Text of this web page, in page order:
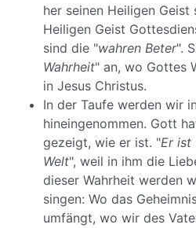
her seinen Heiligen
Heiligen Geist
sind die "wahren Beter".
Wahrheit" an, wo Gottes
in Jesus Christus.
In der Taufe werden wir
hineingenommen. Gott
gezeigt, wie er ist. "Er ist
Welt", weil in ihm die
dieser Wahrheit werden
singen: Wo das
umfängt, wo wir des